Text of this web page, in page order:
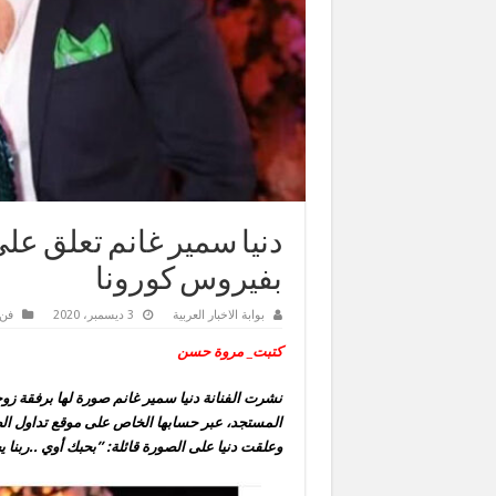
دنيا سمير غانم تعلق
بفيروس كورونا
بوابة الاخبار العربية 3 ديسمبر، 2020
كتبت_ مروة حسن
نشرت الفنانة دنيا سمير غانم صورة لها برفقة
المستجد، عبر حسابها الخاص على موقع تداول
وعلقت دنيا على الصورة قائلة: ”بحبك أوي ..ربنا